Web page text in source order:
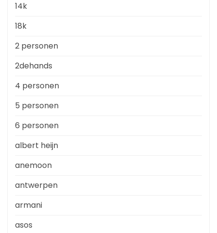
14k
18k
2 personen
2dehands
4 personen
5 personen
6 personen
albert heijn
anemoon
antwerpen
armani
asos